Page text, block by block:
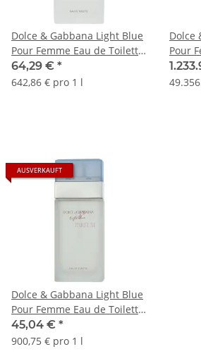
Dolce & Gabbana Light Blue
Pour Femme Eau de Toilette
100ml
64,29 € *
642,86 € pro 1 l
Dolce
Pour
25ml
AUSVERKAUFT
Dolce & Gabbana Light Blue
Pour Femme Eau de Toilette
50ml
45,04 € *
900,75 € pro 1 l